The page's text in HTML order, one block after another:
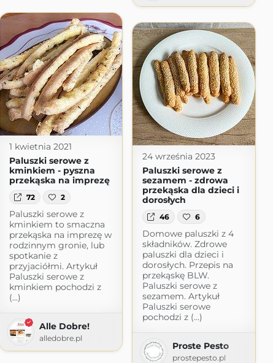
1 kwietnia 2021
Paluszki serowe z
kminkiem - pyszna
przekąska na imprezę
72 2
Paluszki serowe z
kminkiem to smaczna
przekąska na imprezę w
rodzinnym gronie, lub
spotkanie z
przyjaciółmi. Artykuł
Paluszki serowe z
kminkiem pochodzi z
(...)
Alle Dobre!
alledobre.pl
24 września 2023
Paluszki serowe z
sezamem - zdrowa
przekąska dla dzieci i
dorosłych
46 6
Domowe paluszki z 4
składników. Zdrowe
paluszki dla dzieci i
dorosłych. Przepis na
przekąskę BLW.
Paluszki serowe z
sezamem. Artykuł
Paluszki serowe
pochodzi z (...)
Proste Pesto
prostepesto.pl